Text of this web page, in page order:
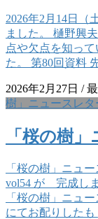
2026年2月14日
ました。 樋野興
点や欠点を知っ
た。 第80回資料
2026年2月27日 /
樹」ニュースレタ
「桜の樹
「桜の樹」ニュ
vol54 が 完成し
「桜の樹」ニュ
にてお配りした